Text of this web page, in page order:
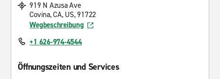
919 N Azusa Ave
Covina, CA, US, 91722
Wegbeschreibung
+1 626-974-4544
Öffnungszeiten und Services